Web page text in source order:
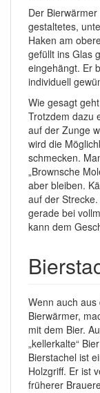
Der
gestaltetes,
Haken am
gefüllt ins Glas
eingehängt. Er
individuell
Wie gesagt
Trotzdem dazu
auf der Zunge
wird die
schmecken.
„Brownsche
aber bleiben.
auf der
gerade bei
kann dem
Wenn auch
Bierwärmer,
mit dem Bier.
„kellerkalte“
Bierstachel ist
Holzgriff. Er ist
früherer